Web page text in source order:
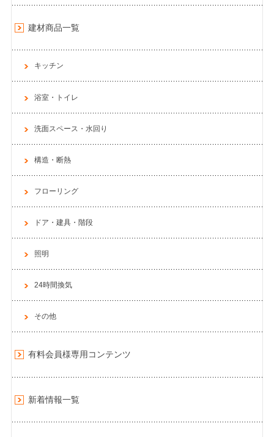
建材商品一覧
キッチン
浴室・トイレ
洗面スペース・水回り
構造・断熱
フローリング
ドア・建具・階段
照明
24時間換気
その他
有料会員様専用コンテンツ
新着情報一覧